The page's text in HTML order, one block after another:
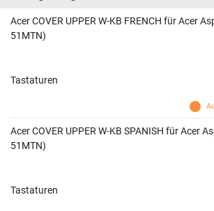
Acer COVER UPPER W-KB FRENCH für Acer
51MTN)
Tastaturen
Acer COVER UPPER W-KB SPANISH für Acer
51MTN)
Tastaturen